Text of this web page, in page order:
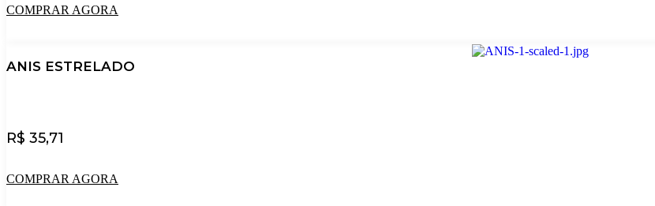
COMPRAR AGORA
ANIS ESTRELADO
R$ 35,71
COMPRAR AGORA